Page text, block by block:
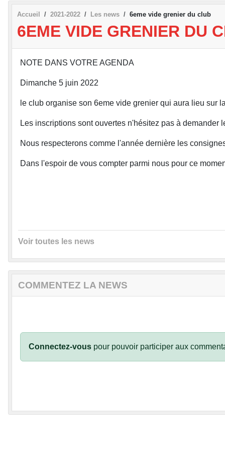
Accueil 2021-2022 Les news 6eme vide grenier du club
6EME VIDE GRENIER DU
NOTE DANS VOTRE AGENDA
Dimanche 5 juin 2022
le club organise son 6eme vide grenier qui aura lieu sur
Les inscriptions sont ouvertes n'hésitez pas à
Nous respecterons comme l'année dernière les
Dans l'espoir de vous compter parmi nous pour ce
Voir toutes les news
COMMENTEZ LA NEWS
Connectez-vous pour pouvoir participer aux